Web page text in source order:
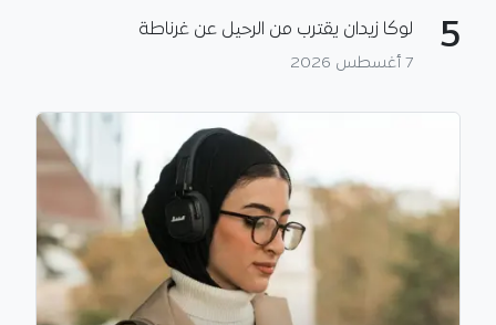
5 لوكا زيدان يقترب من الرحيل عن غرناطة
7 أغسطس 2026